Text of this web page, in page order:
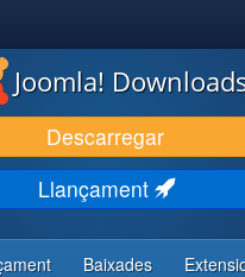
ES
Joomla!
Descarregar
Llançament
Baixades